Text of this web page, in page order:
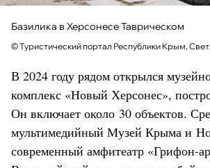
Базилика в Херсонесе Таврическом
© Туристический портал Республики Крым,
В 2024 году рядом открылся
комплекс «Новый Херсонес»,
Он включает около 30 объектов.
мультимедийный Музей Крыма и
современный амфитеатр «Грифон-